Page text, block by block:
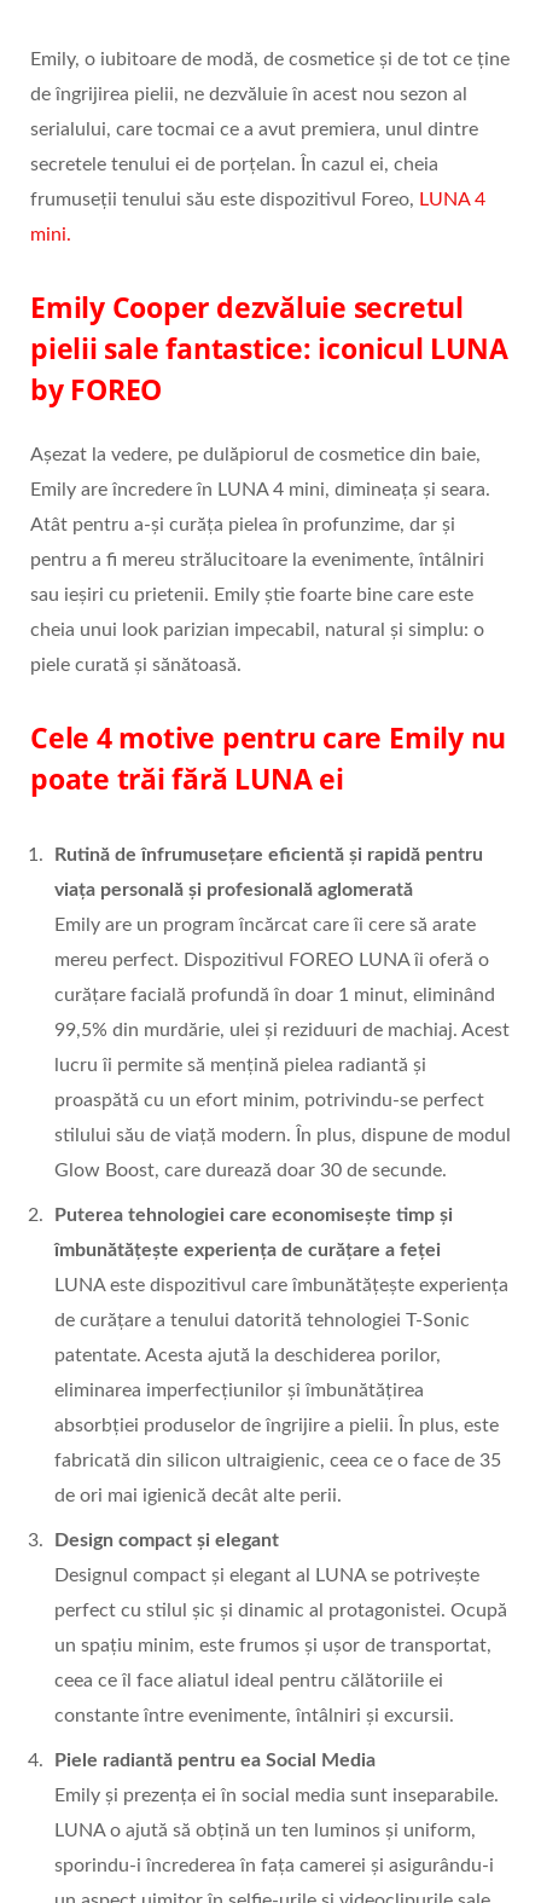
Emily, o iubitoare de modă, de cosmetice și de tot ce ține
de îngrijirea pielii, ne dezvăluie în acest nou sezon al
serialului, care tocmai ce a avut premiera, unul dintre
secretele tenului ei de porțelan. În cazul ei, cheia
frumuseții tenului său este dispozitivul Foreo, LUNA 4
mini.
Emily Cooper dezvăluie secretul
pielii sale fantastice: iconicul LUNA
by FOREO
Așezat la vedere, pe dulăpiorul de cosmetice din baie,
Emily are încredere în LUNA 4 mini, dimineața și seara.
Atât pentru a-și curăța pielea în profunzime, dar și
pentru a fi mereu strălucitoare la evenimente, întâlniri
sau ieșiri cu prietenii. Emily știe foarte bine care este
cheia unui look parizian impecabil, natural și simplu: o
piele curată și sănătoasă.
Cele 4 motive pentru care Emily nu
poate trăi fără LUNA ei
Rutină de înfrumusețare eficientă și rapidă pentru
viața personală și profesională aglomerată
Emily are un program încărcat care îi cere să arate
mereu perfect. Dispozitivul FOREO LUNA îi oferă o
curățare facială profundă în doar 1 minut, eliminând
99,5% din murdărie, ulei și reziduuri de machiaj. Acest
lucru îi permite să mențină pielea radiantă și
proaspătă cu un efort minim, potrivindu-se perfect
stilului său de viață modern. În plus, dispune de modul
Glow Boost, care durează doar 30 de secunde.
Puterea tehnologiei care economisește timp și
îmbunătățește experiența de curățare a feței
LUNA este dispozitivul care îmbunătățește experiența
de curățare a tenului datorită tehnologiei T-Sonic
patentate. Acesta ajută la deschiderea porilor,
eliminarea imperfecțiunilor și îmbunătățirea
absorbției produselor de îngrijire a pielii. În plus, este
fabricată din silicon ultraigienic, ceea ce o face de 35
de ori mai igienică decât alte perii.
Design compact și elegant
Designul compact și elegant al LUNA se potrivește
perfect cu stilul șic și dinamic al protagonistei. Ocupă
un spațiu minim, este frumos și ușor de transportat,
ceea ce îl face aliatul ideal pentru călătoriile ei
constante între evenimente, întâlniri și excursii.
Piele radiantă pentru ea Social Media
Emily și prezența ei în social media sunt inseparabile.
LUNA o ajută să obțină un ten luminos și uniform,
sporindu-i încrederea în fața camerei și asigurându-i